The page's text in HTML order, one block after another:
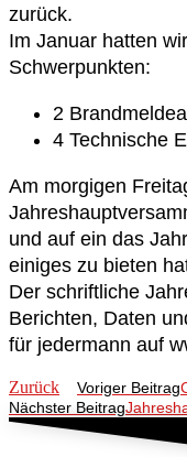
zurück.
Im Januar hatten
Schwerpunkten:
2
4 Technische
Am morgigen
und auf ein das
einiges zu bieten
Der schriftliche
Berichten, Daten
für jedermann auf
Zurück Voriger Beitrag
Nächster Beitrag